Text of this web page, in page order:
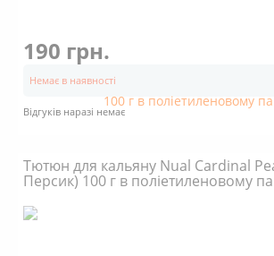
190 грн.
Немає в наявності
Відгуків наразі немає
Тютюн для кальяну Nual Cardinal
Персик) 100 г в поліетиленовому